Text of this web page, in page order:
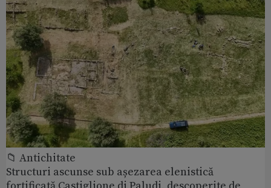
📁 Antichitate
Structuri ascunse sub așezarea elenistică